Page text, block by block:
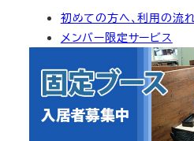
初めての方へ、利用の流
メンバー限定サービス